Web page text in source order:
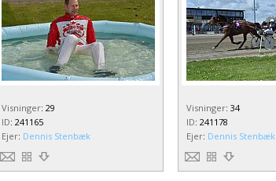
Visninger: 29
ID: 241165
Ejer: Dennis Stenbæk
Visninger: 34
ID: 241178
Ejer: Dennis Stenbæk